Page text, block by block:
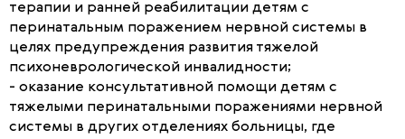
терапии и ранней реабилитации детям с
перинатальным поражением нервной системы в
целях предупреждения развития тяжелой
психоневрологической инвалидности;
- оказание консультативной помощи детям с
тяжелыми перинатальными поражениями нервной
системы в других отделениях больницы, где